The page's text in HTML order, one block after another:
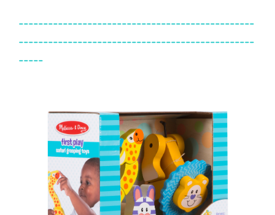
------------------------------------------------
------------------------------------------------
-----